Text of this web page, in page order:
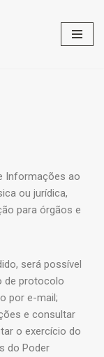
Informações ao
ou jurídica,
para órgãos e
será possível
de protocolo
por e-mail;
e consultar
o exercício do
do Poder